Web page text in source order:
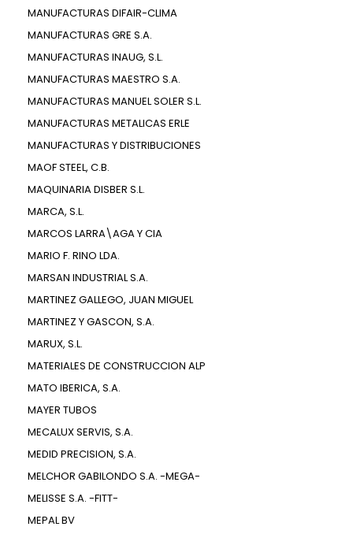
MANUFACTURAS DIFAIR-CLIMA
MANUFACTURAS GRE S.A.
MANUFACTURAS INAUG, S.L.
MANUFACTURAS MAESTRO S.A.
MANUFACTURAS MANUEL SOLER S.L.
MANUFACTURAS METALICAS ERLE
MANUFACTURAS Y DISTRIBUCIONES
MAOF STEEL, C.B.
MAQUINARIA DISBER S.L.
MARCA, S.L.
MARCOS LARRA\AGA Y CIA
MARIO F. RINO LDA.
MARSAN INDUSTRIAL S.A.
MARTINEZ GALLEGO, JUAN MIGUEL
MARTINEZ Y GASCON, S.A.
MARUX, S.L.
MATERIALES DE CONSTRUCCION ALP
MATO IBERICA, S.A.
MAYER TUBOS
MECALUX SERVIS, S.A.
MEDID PRECISION, S.A.
MELCHOR GABILONDO S.A. -MEGA-
MELISSE S.A. -FITT-
MEPAL BV